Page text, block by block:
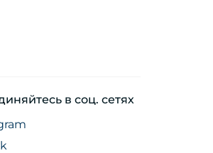
в соц. сетях